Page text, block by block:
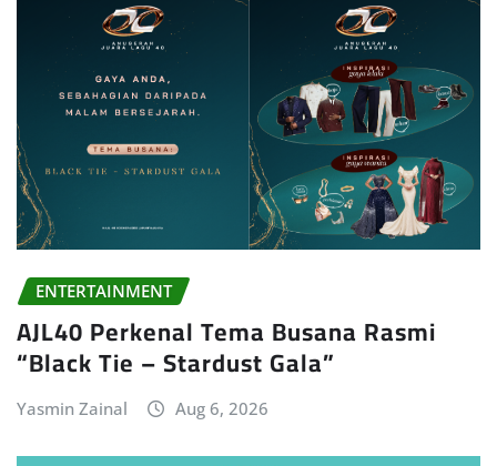
ENTERTAINMENT
AJL40 Perkenal Tema Busana Rasmi
“Black Tie – Stardust Gala”
Yasmin Zainal Aug 6, 2026